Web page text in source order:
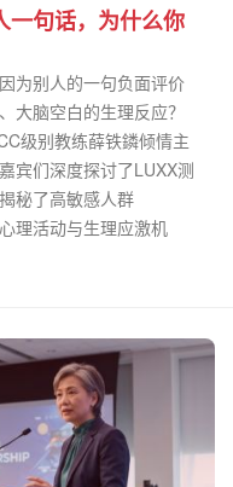
一句话，为什么你
为别人的一句负面评价
大脑空白的生理反应？
级别教练薛铁鏻倾情主
宾们深度探讨了LUXX测
秘了高敏感人群
理活动与生理应激机